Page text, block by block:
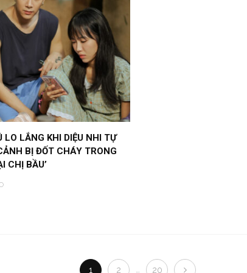
LO LẮNG KHI DIỆU NHI TỰ
BỊ ĐỐT CHÁY TRONG
CHỊ BẦU’
1 2 20